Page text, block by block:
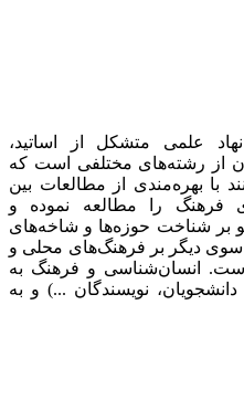
علمی متشکل از اساتید،
از رشته‌های مختلفی است که
با بهره‌مندی از مطالعات بین
فرهنگ را مطالعه نموده و
بر شناخت حوزه‌ها و شاخه‌های
دیگر بر فرهنگ‌های محلی و
انسان‌شناسی و فرهنگ به
نویسندگان ...) و به